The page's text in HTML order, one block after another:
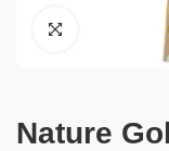
Nature